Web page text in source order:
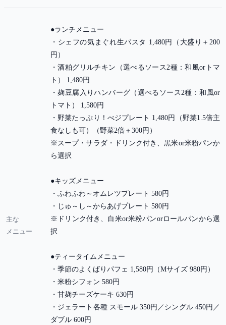
主な
メニュー
●ランチメニュー
・シェフの気まぐれ生パスタ 1,480円（大盛り＋200
円）
・酒粕グリルチキン（選べるソース2種：和風orトマ
ト） 1,480円
・麹豆腐入りハンバーグ（選べるソース2種：和風or
トマト） 1,580円
・野菜たっぷり！べジプレート 1,480円（野菜1.5倍主
食なしも可）（野菜2倍＋300円）
※スープ・サラダ・ドリンク付き、黒米or米粉パンか
ら選択
●キッズメニュー
・ふわふわ～オムレツプレート 580円
・じゅ～し～からあげプレート 580円
※ドリンク付き、白米or米粉パンorロールパンから選
択
●ティータイムメニュー
・季節のよくばりパフェ 1,580円（Mサイズ 980円）
・米粉シフォン 580円
・甘麹チーズケーキ 630円
・ジェラート各種 スモール 350円／シングル 450円／
ダブル 600円